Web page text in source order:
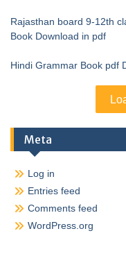
Rajasthan board 9-12th
Book Download in pdf
Hindi Grammar Book pdf
Meta
Log in
Entries feed
Comments feed
WordPress.org